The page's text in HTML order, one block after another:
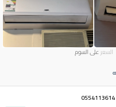
السعر على السوم